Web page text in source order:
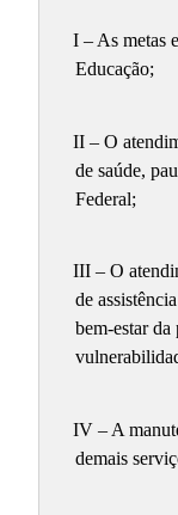
I – As metas
Educação;
II – O
de saúde,
Federal;
III – O
de
bem-estar da
IV – A
demais